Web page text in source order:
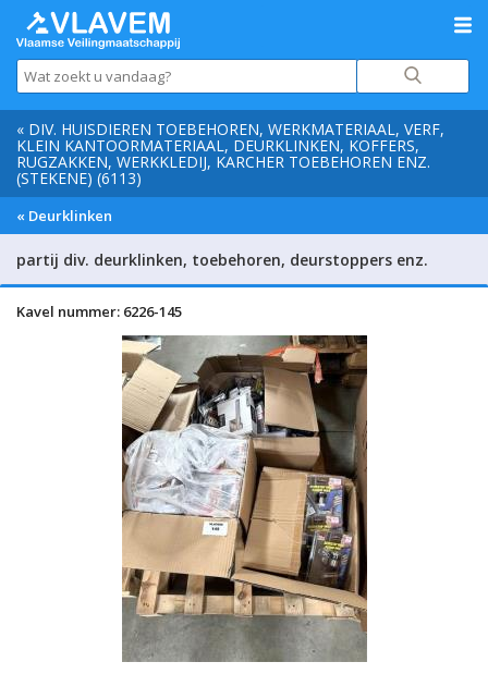
« DIV. HUISDIEREN TOEBEHOREN, WERKMATERIAAL, VERF,
KLEIN KANTOORMATERIAAL, DEURKLINKEN, KOFFERS,
RUGZAKKEN, WERKKLEDIJ, KARCHER TOEBEHOREN ENZ.
(STEKENE) (6113)
« Deurklinken
partij div. deurklinken, toebehoren, deurstoppers enz.
Kavel nummer: 6226-145